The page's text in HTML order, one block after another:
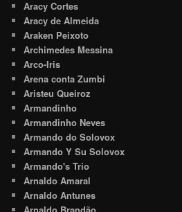
Aracy Cortes
Aracy de Almeida
Araken Peixoto
Archimedes Messina
Arco-Iris
Arena conta Zumbi
Aristeu Queiroz
Armandinho
Armandinho Neves
Armando do Solovox
Armando Y Su Solovox
Armando's Trio
Arnaldo Amaral
Arnaldo Antunes